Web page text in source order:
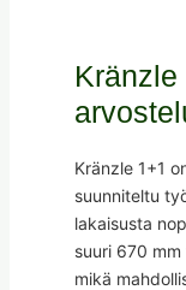
Kränzle 1+1
suunniteltu
lakaisusta
suuri 670
mikä